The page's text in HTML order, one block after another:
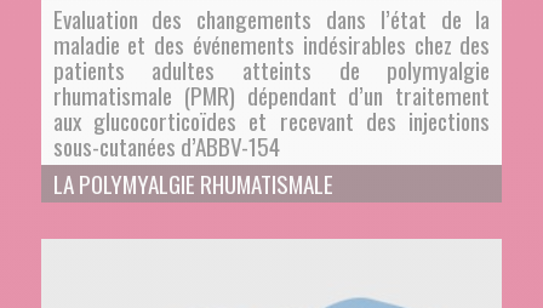
Evaluation des changements dans l’état de la
maladie et des événements indésirables chez des
patients adultes atteints de polymyalgie
rhumatismale (PMR) dépendant d’un traitement
aux glucocorticoïdes et recevant des injections
sous-cutanées d’ABBV-154
LA POLYMYALGIE RHUMATISMALE